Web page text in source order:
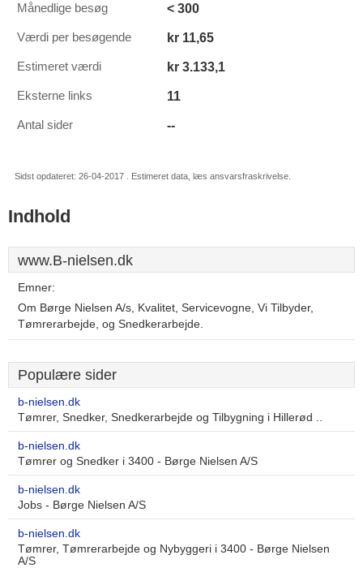
Månedlige besøg < 300
Værdi per besøgende kr 11,65
Estimeret værdi kr 3.133,1
Eksterne links 11
Antal sider --
Sidst opdateret: 26-04-2017 . Estimeret data, læs ansvarsfraskrivelse.
Indhold
www.B-nielsen.dk
Emner:
Om Børge Nielsen A/s, Kvalitet, Servicevogne, Vi Tilbyder,
Tømrerarbejde, og Snedkerarbejde.
Populære sider
b-nielsen.dk
Tømrer, Snedker, Snedkerarbejde og Tilbygning i Hillerød ..
b-nielsen.dk
Tømrer og Snedker i 3400 - Børge Nielsen A/S
b-nielsen.dk
Jobs - Børge Nielsen A/S
b-nielsen.dk
Tømrer, Tømrerarbejde og Nybyggeri i 3400 - Børge Nielsen
A/S